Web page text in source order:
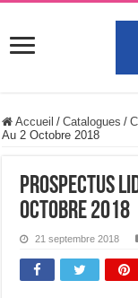
Accueil / Catalogues /
Au 2 Octobre 2018
Prospectus
Octobre 2018
21 septembre 2018